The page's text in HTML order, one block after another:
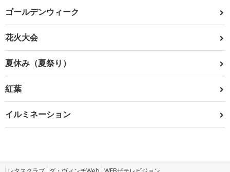
ゴールデンウィーク
花火大会
夏休み（夏祭り）
紅葉
イルミネーション